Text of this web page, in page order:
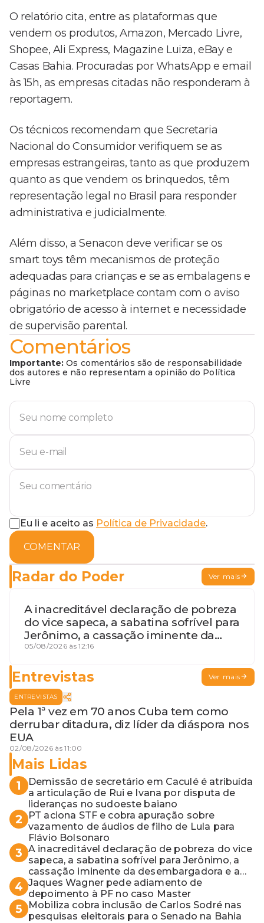
O relatório cita, entre as plataformas que
vendem os produtos, Amazon, Mercado Livre,
Shopee, Ali Express, Magazine Luiza, eBay e
Casas Bahia. Procuradas por WhatsApp e email
às 15h, as empresas citadas não responderam à
reportagem.
Os técnicos recomendam que Secretaria
Nacional do Consumidor verifiquem se as
empresas estrangeiras, tanto as que produzem
quanto as que vendem os brinquedos, têm
representação legal no Brasil para responder
administrativa e judicialmente.
Além disso, a Senacon deve verificar se os
smart toys têm mecanismos de proteção
adequadas para crianças e se as embalagens e
páginas no marketplace contam com o aviso
obrigatório de acesso à internet e necessidade
de supervisão parental.
Comentários
Importante: Os comentários são de responsabilidade
dos autores e não representam a opinião do Política
Livre
Eu li e aceito as Política de Privacidade.
COMENTAR
Radar do Poder Ver mais
A inacreditável declaração de pobreza
do vice sapeca, a sabatina sofrível para
Jerônimo, a cassação iminente da
desembargadora e a vaga do Quinto
05/08/2026 às 12:16
Entrevistas Ver mais
ENTREVISTAS
Pela 1ª vez em 70 anos Cuba tem como
derrubar ditadura, diz líder da diáspora nos
EUA
02/08/2026 às 11:00
Mais Lidas
1
Demissão de secretário em Caculé é atribuída
a articulação de Rui e Ivana por disputa de
lideranças no sudoeste baiano
2
PT aciona STF e cobra apuração sobre
vazamento de áudios de filho de Lula para
Flávio Bolsonaro
3 A inacreditável declaração de pobreza do vice
sapeca, a sabatina sofrível para Jerônimo, a
cassação iminente da desembargadora e a
vaga do Quinto para o MP baiano
4 Jaques Wagner pede adiamento de
depoimento à PF no caso Master
5
Mobiliza cobra inclusão de Carlos Sodré nas
pesquisas eleitorais para o Senado na Bahia